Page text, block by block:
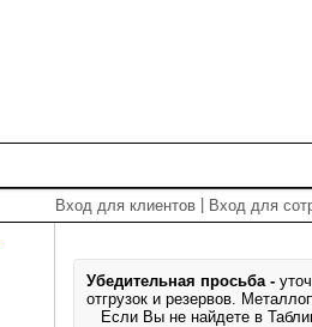
Вход для клиентов Вход для
Убедительная просьба -
отгрузок и резервов.
Если Вы не найдете в